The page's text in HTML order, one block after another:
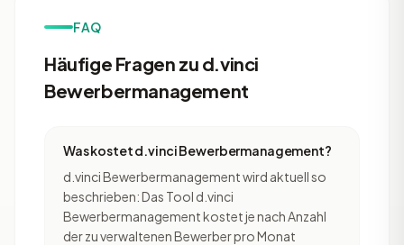
FAQ
Häufige Fragen zu d.vinci
Bewerbermanagement
Was kostet d.vinci Bewerbermanagement?
d.vinci Bewerbermanagement wird aktuell so
beschrieben: Das Tool d.vinci
Bewerbermanagement kostet je nach Anzahl
der zu verwaltenen Bewerber pro Monat